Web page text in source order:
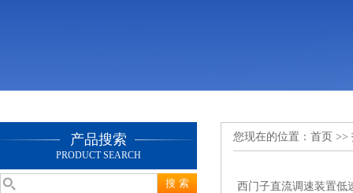
产品搜索
PRODUCT SEARCH
您现在的位置： 首页 >>
西门子直流调速装置低